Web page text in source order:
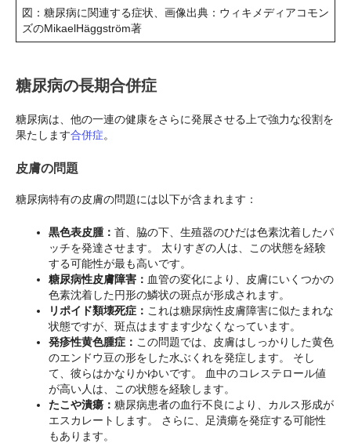
図：糖尿病に関連する症状、画像出典：ウィキメディアコモン
ズのMikaelHäggström著
糖尿病の長期合併症
糖尿病は、他の一連の健康をさらに発展させる上で強力な役割を
果たします合併症。
皮膚の問題
糖尿病特有の皮膚の問題には以下が含まれます：
黒色表皮腫： 首、脇の下、生殖器のひだは色素沈着したパ
ッチを発達させます。 太りすぎの人は、この状態を経験
する可能性が最も高いです。
糖尿病性皮膚障害： 血管の変化により、皮膚にいくつかの
色素沈着した円形の鱗状の斑点が形成されます。
リポイド類壊死症： これは糖尿病性皮膚障害に似たまれな
状態ですが、斑点はますます少なくなっています。
発疹性黄色腫症： この問題では、皮膚はしっかりした黄色
のエンドウ豆の形をした水ぶくれを発症します。 そし
て、彼らはかなりかゆいです。 血中のコレステロール値
が高い人は、この状態を経験します。
たこや潰瘍： 糖尿病患者の血行不良により、カルス形成が
エスカレートします。 さらに、足潰瘍を発症する可能性
もあります。